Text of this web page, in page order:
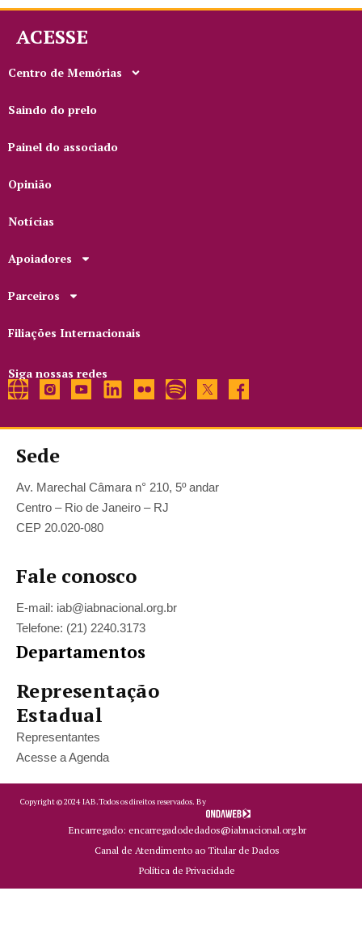
ACESSE
Centro de Memórias
Saindo do prelo
Painel do associado
Opinião
Notícias
Apoiadores
Parceiros
Filiações Internacionais
Siga nossas redes
Sede
Av. Marechal Câmara n° 210, 5º andar
Centro – Rio de Janeiro – RJ
CEP 20.020-080
Fale conosco
E-mail: iab@iabnacional.org.br
Telefone: (21) 2240.3173
Departamentos
Representação
Estadual
Representantes
Acesse a Agenda
Copyright ©2024 IAB.Todos os direitos reservados. By
Encarregado: encarregadodedados@iabnacional.org.br
Canal de Atendimento ao Titular de Dados
Política de Privacidade